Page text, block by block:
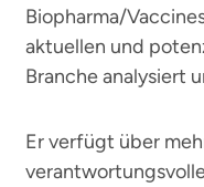
Biopharma/
aktuellen und
Branche analysiert
Er verfügt über